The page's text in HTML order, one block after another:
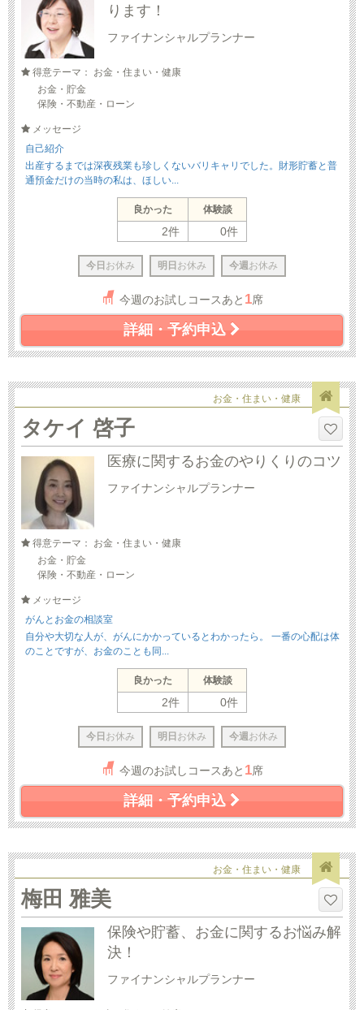
ります！
ファイナンシャルプランナー
得意テーマ： お金・住まい・健康
お金・貯金
保険・不動産・ローン
メッセージ
自己紹介
出産するまでは深夜残業も珍しくないバリキャリでした。財形貯蓄と普
通預金だけの当時の私は、ほしい...
良かった 体験談
2件 0件
今日 お休み 明日 お休み 今週 お休み
今週のお試しコースあと 1席
詳細・予約申込
お金・住まい・健康
タケイ 啓子
医療に関するお金のやりくりのコツ
ファイナンシャルプランナー
得意テーマ： お金・住まい・健康
お金・貯金
保険・不動産・ローン
メッセージ
がんとお金の相談室
自分や大切な人が、がんにかかっているとわかったら。 一番の心配は体
のことですが、お金のことも同...
良かった 体験談
2件 0件
今日 お休み 明日 お休み 今週 お休み
今週のお試しコースあと 1席
詳細・予約申込
お金・住まい・健康
梅田 雅美
保険や貯蓄、お金に関するお悩み解
決！
ファイナンシャルプランナー